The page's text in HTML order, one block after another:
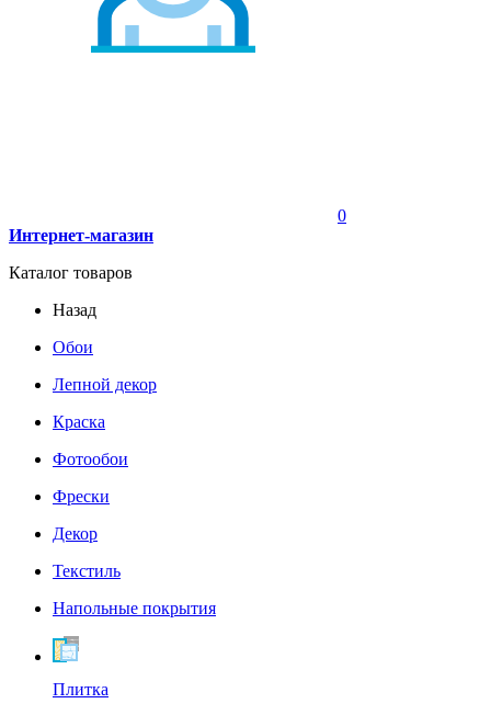
0
Интернет-магазин
Каталог товаров
Назад
Обои
Лепной декор
Краска
Фотообои
Фрески
Декор
Текстиль
Напольные покрытия
Плитка